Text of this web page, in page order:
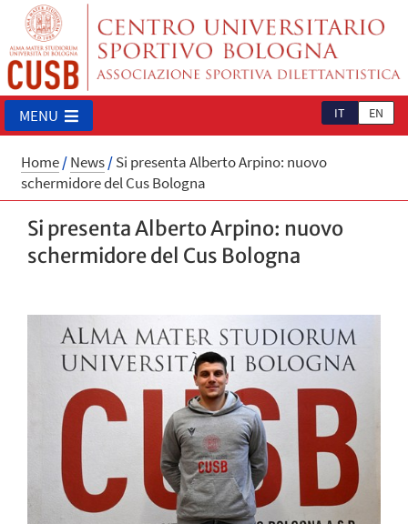
IT EN
MENU
Home/News/Si presenta Alberto Arpino: nuovo
schermidore del Cus Bologna
Si presenta Alberto Arpino: nuovo
schermidore del Cus Bologna